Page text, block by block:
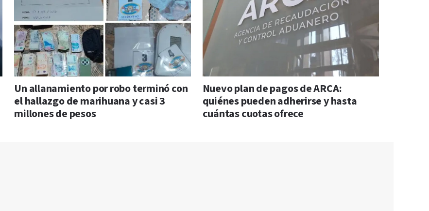
Un allanamiento por robo terminó con
el hallazgo de marihuana y casi 3
millones de pesos
Nuevo plan de pagos de ARCA:
quiénes pueden adherirse y hasta
cuántas cuotas ofrece